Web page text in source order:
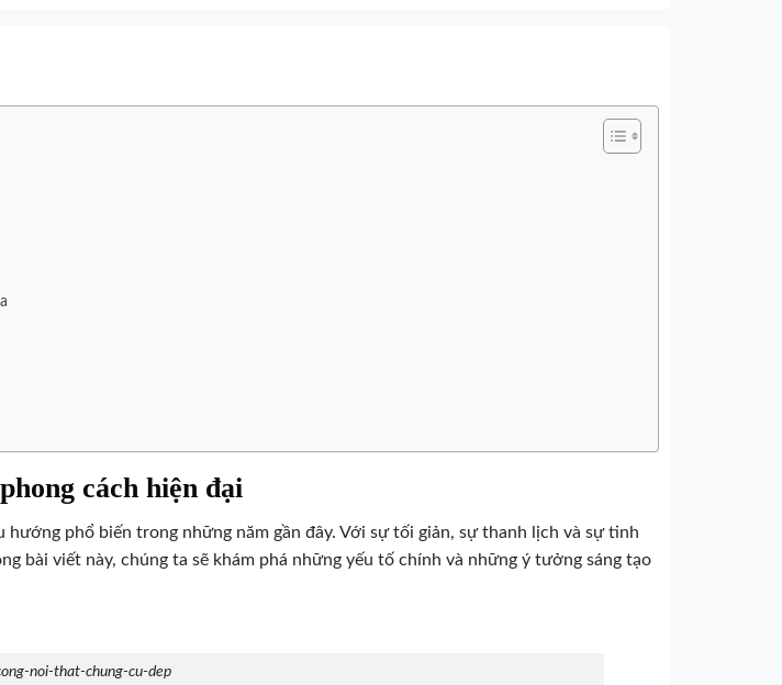
cách hiện đại
phổ biến trong những năm gần đây. Với sự tối giản, sự thanh lịch và sự tinh
bài viết này, chúng ta sẽ khám phá những yếu tố chính và những ý tưởng sáng tạo
noi-that-chung-cu-dep